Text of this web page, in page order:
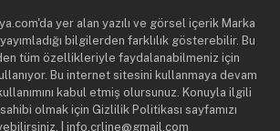
yer alan yazılı ve görsel içerik Marka
bilgilerden farklılık gösterebilir. Bu
tüm özellikleriyle faydalanabilmeniz için
Bu internet sitesini kullanmaya devam
kabul etmiş olursunuz. Konuyla ilgili
olmak için Gizlilik Politikası sayfamızı
| info.crline@gmail.com